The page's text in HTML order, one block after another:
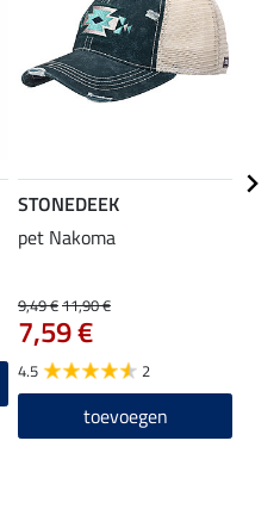
STONEDEEK
pet Nakoma
9,49 €11,90 €
7,59 €
4.5 2
toevoegen